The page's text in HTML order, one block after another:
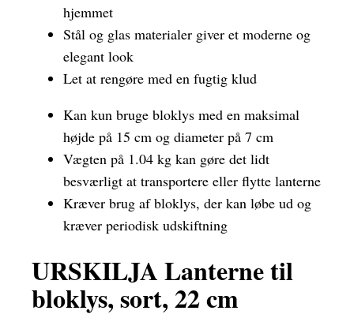
hjemmet
Stål og glas materialer giver et moderne og
elegant look
Let at rengøre med en fugtig klud
Kan kun bruge bloklys med en maksimal
højde på 15 cm og diameter på 7 cm
Vægten på 1.04 kg kan gøre det lidt
besværligt at transportere eller flytte lanterne
Kræver brug af bloklys, der kan løbe ud og
kræver periodisk udskiftning
URSKILJA Lanterne til
bloklys, sort, 22 cm